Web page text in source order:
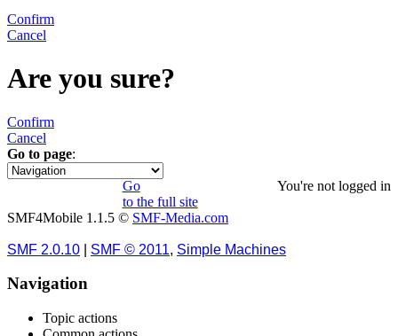
Confirm
Cancel
Are you sure?
Confirm
Cancel
Go to page:
1
You're not logged in
Go
to the full site
SMF4Mobile 1.1.5 © SMF-Media.com
SMF 2.0.10 SMF © 2011, Simple Machines
Navigation
Topic actions